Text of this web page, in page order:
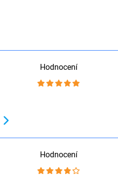
Hodnocení
Hodnocení